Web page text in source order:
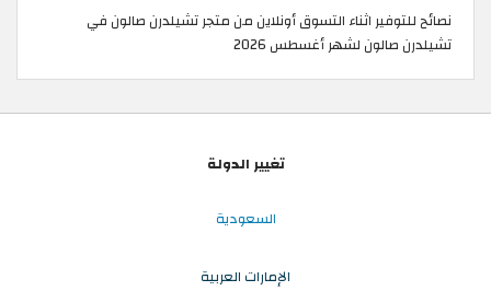
نصائح للتوفير اثناء التسوق أونلاين من متجر تشيلدرن صالون في
تشيلدرن صالون لشهر أغسطس 2026
تغيير الدولة
السعودية
الإمارات العربية